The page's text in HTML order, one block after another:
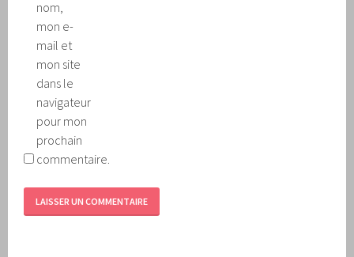
nom,
mon e-
mail et
mon site
dans le
navigateur
pour mon
prochain
commentaire.